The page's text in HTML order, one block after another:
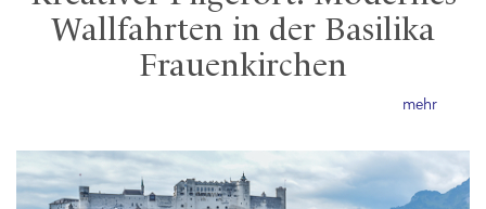
Wallfahrten in der Basilika
Frauenkirchen
mehr